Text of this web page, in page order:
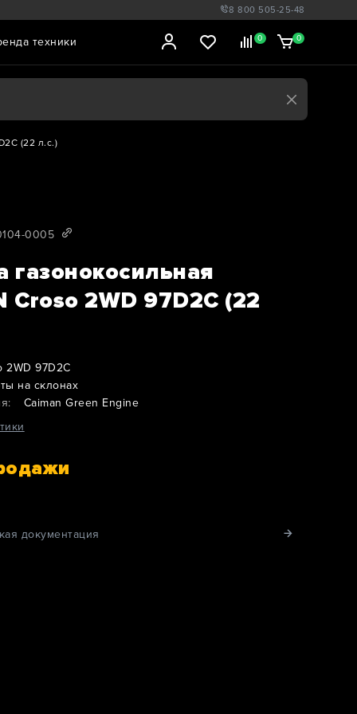
8 800 505-25-48
0 0
техники
(22 л.с.)
0005
Croso 2WD 97D2C (22
2WD 97D2C
на склонах
Caiman Green Engine
документация